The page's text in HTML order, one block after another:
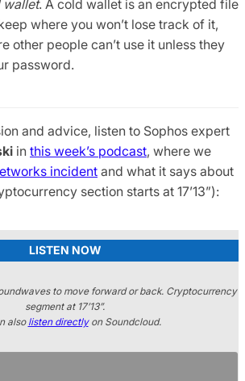
wallet. A cold wallet is an encrypted file
where you won’t lose track of it,
other people can’t use it unless they
password.
and advice, listen to Sophos expert
in this week’s podcast, where we
incident and what it says about
section starts at 17’13”):
LISTEN NOW
to move forward or back. Cryptocurrency
segment at 17’13”.
also listen directlyon Soundcloud.